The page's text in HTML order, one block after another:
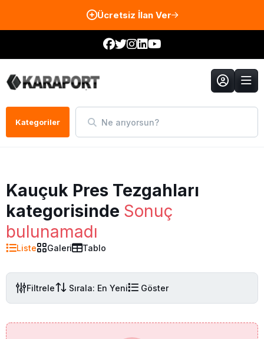
Ücretsiz İlan Ver
Kategoriler Ne arıyorsun?
Kauçuk Pres Tezgahları
kategorisinde Sonuç
bulunamadı
Liste Galeri Tablo
Filtrele Sırala: En Yeni Göster